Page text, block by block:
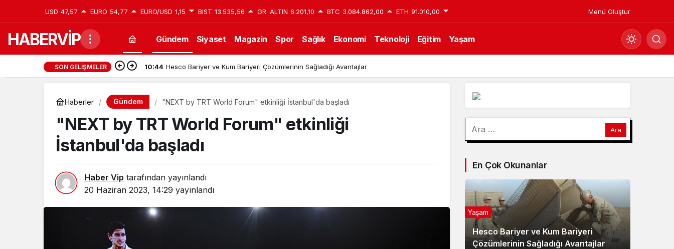
USD 47,57 EURO 54,77 EURO/USD 1,15 BIST 13.535,56 GR. ALTIN 6.201,10 BTC 3.084.862,00 ETH 91.010,00 Menü Oluştur
HABERVİP Gündem Siyaset Magazin Spor Sağlık Ekonomi Teknoloji Eğitim Yaşam
Mod
değiştir
Gece modunu seçin.
Sistem Modu
Sistem modunu seçin.
SON GELIŞMELER 10:44 Hesco Bariyer ve Kum Bariyeri Çözümlerinin Sağladığı Avantajlar
Haberler Gündem "NEXT by TRT World Forum" etkinliği İstanbul'da başladı
"NEXT by TRT World Forum" etkinliği
İstanbul'da başladı
Haber Vip tarafından yayınlandı
20 Haziran 2023, 14:29 yayınlandı
En Çok Okunanlar
Hesco Bariyer ve Kum Bariyeri
Çözümlerinin Sağladığı Avantajlar
Yaşam